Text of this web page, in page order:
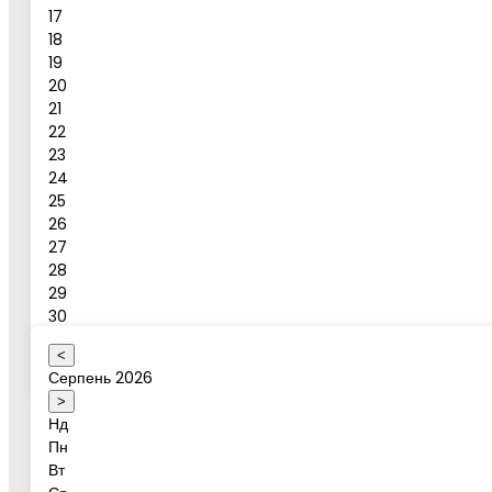
17
18
19
20
21
22
23
24
25
26
27
28
29
30
31
Оберіть коректну дату
Повідомлення
Бронювання активності
Ваше ім'я
<
Серпень 2026
>
Нд
Пн
Вт
Дата активності